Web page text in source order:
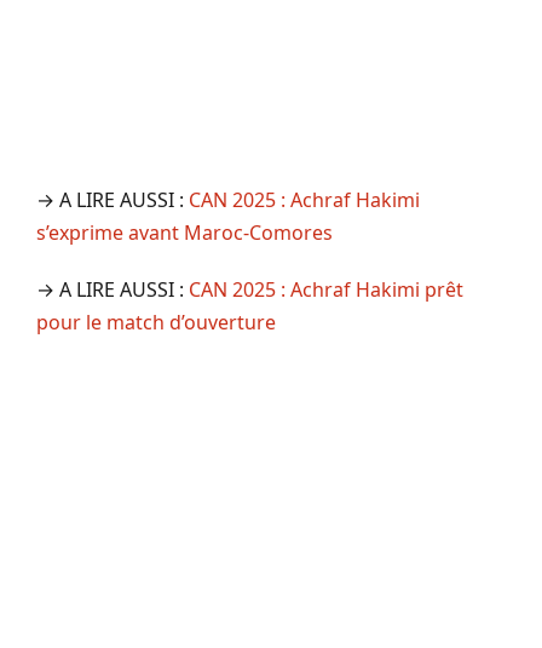
→ A LIRE AUSSI : CAN 2025 : Achraf Hakimi
s’exprime avant Maroc-Comores
→ A LIRE AUSSI : CAN 2025 : Achraf Hakimi prêt
pour le match d’ouverture